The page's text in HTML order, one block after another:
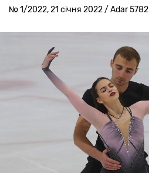
№ 1/2022, 21 січня 2022 / Adar 5782